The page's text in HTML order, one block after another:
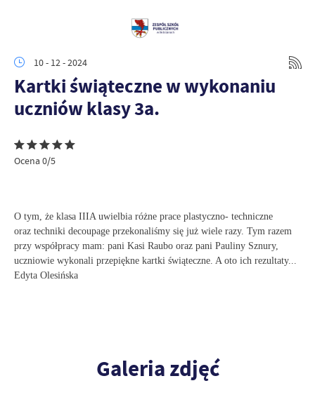
10 - 12 - 2024
Kartki świąteczne w wykonaniu
uczniów klasy 3a.
Ocena 0/5
O tym, że klasa IIIA uwielbia różne prace plastyczno- techniczne
oraz techniki decoupage przekonaliśmy się już wiele razy. Tym razem
przy współpracy mam: pani Kasi Raubo oraz pani Pauliny Sznury,
uczniowie wykonali przepiękne kartki świąteczne. A oto ich rezultaty...
Edyta Olesińska
Galeria zdjęć